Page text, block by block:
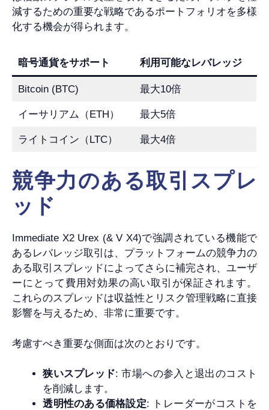
減するための重要な戦略であるポートフォリオを多様
化する機会が得られます。
暗号通貨をサポート 利用可能なレバレッジ
Bitcoin (BTC) 最大10倍
イーサリアム（ETH） 最大5倍
ライトコイン（LTC） 最大4倍
競争力のある取引スプレ
ッド
Immediate X2 Urex (& V X4)で強調されている機能で
あるレバレッジ取引は、プラットフォームの競争力の
ある取引スプレッドによってさらに補完され、ユーザ
ーにとって費用対効果の高い取引が保証されます。
これらのスプレッドは収益性とリスク管理戦略に直接
影響を与えるため、非常に重要です。
考慮すべき重要な側面は次のとおりです。
狭いスプレッド: 市場への参入と退出のコスト
を削減します。
透明性のある価格設定: トレーダーがコストを